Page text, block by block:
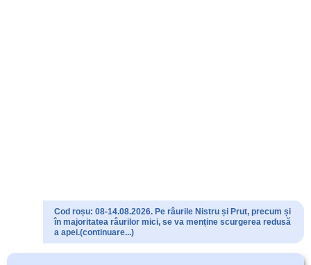
Cod roșu: 08-14.08.2026. Pe râurile Nistru și Prut, precum și
în majoritatea râurilor mici, se va menține scurgerea redusă
a apei.(continuare...)